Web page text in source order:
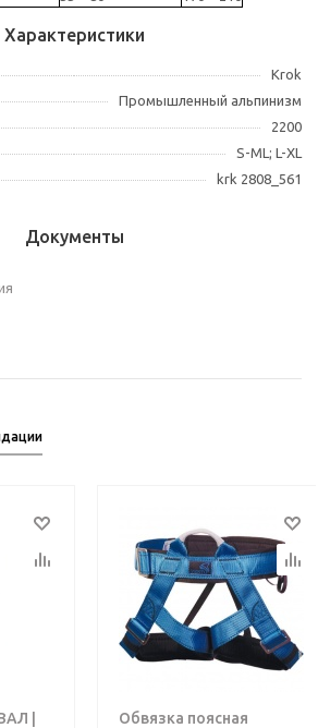
Характеристики
Krok
Промышленный альпинизм
2200
S-ML; L-XL
krk 2808_561
Документы
|
Обвязка поясная